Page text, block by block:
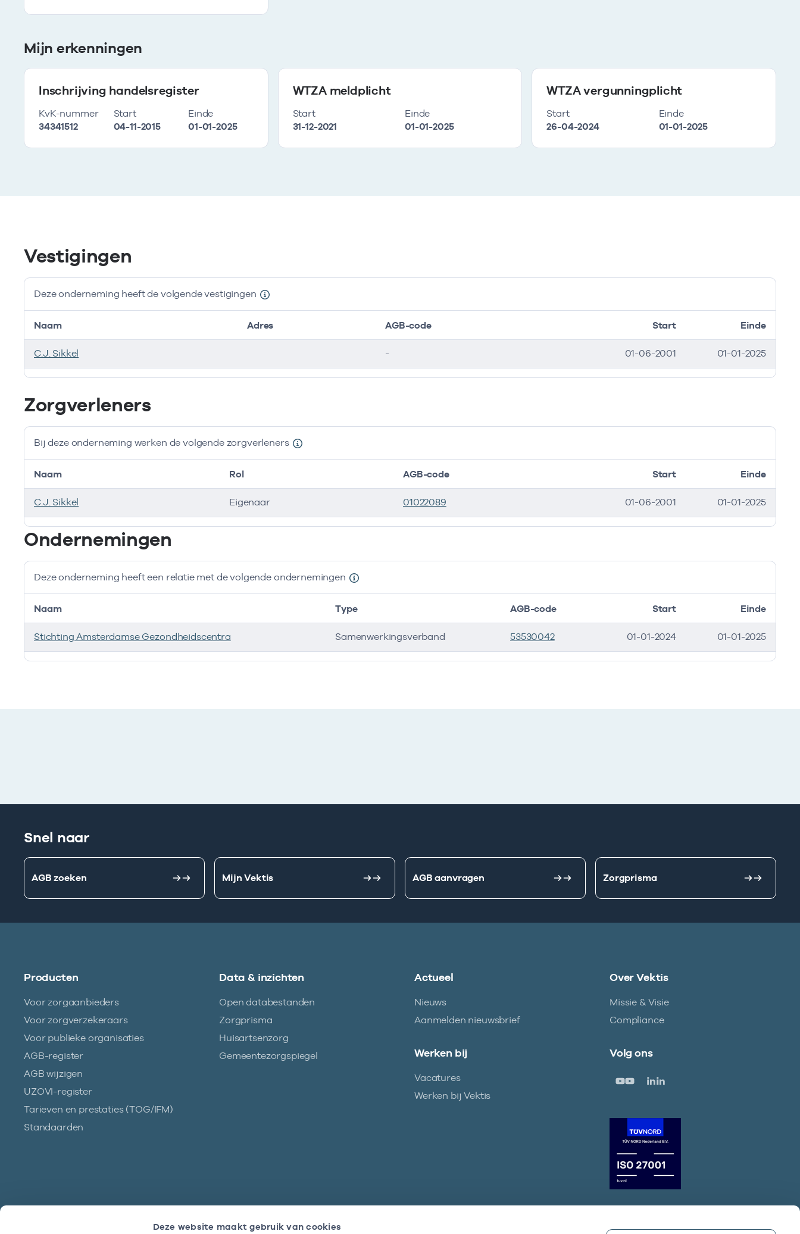
Deze website maakt gebruik van cookies
Mijn erkenningen
Inschrijving handelsregister
KvK-nummer
34341512
Start
04-11-2015
Einde
01-01-2025
WTZA meldplicht
Start
31-12-2021
Einde
01-01-2025
WTZA vergunningplicht
Start
26-04-2024
Einde
01-01-2025
Vestigingen
Deze onderneming heeft de volgende vestigingen
Deze onderneming heeft de volgende vestigingen
Naam Adres AGB-code Start Einde
C.J. Sikkel - 01-06-2001 01-01-2025
Zorgverleners
Bij deze onderneming werken de volgende zorgverleners
Bij deze onderneming werken de volgende zorgverleners
Naam Rol AGB-code Start Einde
C.J. Sikkel Eigenaar 01022089 01-06-2001 01-01-2025
Ondernemingen
Deze onderneming heeft een relatie met de volgende ondernemingen
Deze onderneming heeft een relatie met de volgende ondernemingen
Naam Type AGB-code Start Einde
Stichting Amsterdamse Gezondheidscentra Samenwerkingsverband 53530042 01-01-2024 01-01-2025
Snel naar
AGB zoeken Mijn Vektis AGB aanvragen Zorgprisma
Producten
Voor zorgaanbieders
Voor zorgverzekeraars
Voor publieke organisaties
AGB-register
AGB wijzigen
UZOVI-register
Tarieven en prestaties (TOG/IFM)
Standaarden
Data & inzichten
Open databestanden
Zorgprisma
Huisartsenzorg
Gemeentezorgspiegel
Actueel
Nieuws
Aanmelden nieuwsbrief
Over Vektis
Missie & Visie
Compliance
Werken bij
Vacatures
Werken bij Vektis
Volg ons